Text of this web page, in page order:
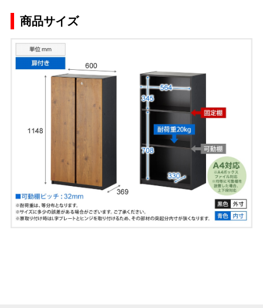
商品サイズ